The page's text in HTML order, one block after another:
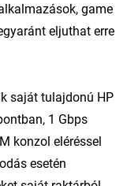
game
eljuthat erre
saját tulajdonú HP
1 Gbps
konzol eléréssel
esetén